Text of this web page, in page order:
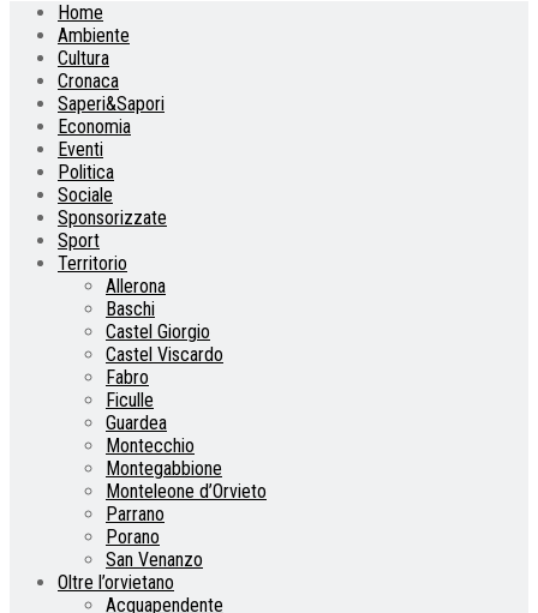
Home
Ambiente
Cultura
Cronaca
Saperi&Sapori
Economia
Eventi
Politica
Sociale
Sponsorizzate
Sport
Territorio
Allerona
Baschi
Castel Giorgio
Castel Viscardo
Fabro
Ficulle
Guardea
Montecchio
Montegabbione
Monteleone d’Orvieto
Parrano
Porano
San Venanzo
Oltre l’orvietano
Acquapendente